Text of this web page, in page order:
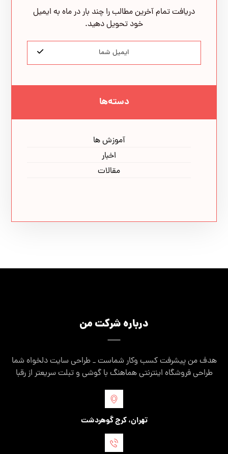
دریافت تمام آخرین مطالب را چند بار در ماه به ایمیل
خود تحویل دهید.
دسته‌ها
آموزش ها
اخبار
مقالات
درباره شرکت من
هدف من پیشرفت کسب وکار شماست _ طراحی سایت دلخواه شما
طراحی فروشگاه اینترنتی هماهنگ با گوشی و تبلت سریعتر از رقبا
تهران، کرج گوهردشت